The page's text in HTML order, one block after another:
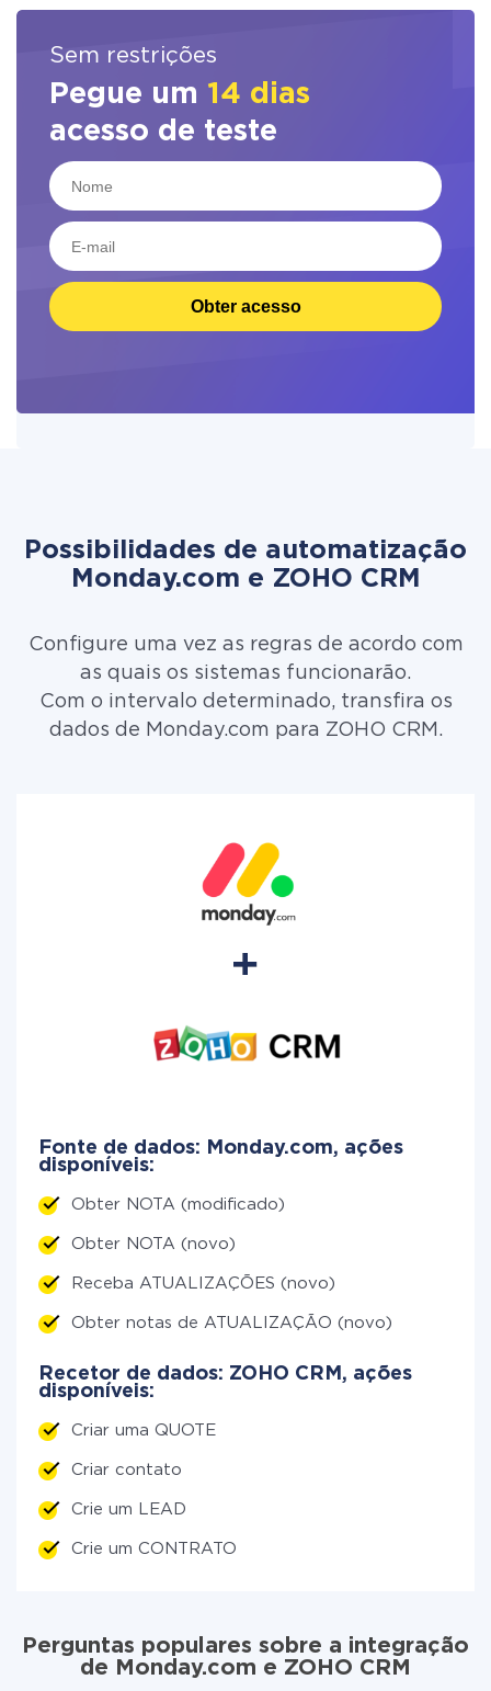
Sem restrições
Pegue um 14 dias
acesso de teste
Obter acesso
Possibilidades de automatização
Monday.com e ZOHO CRM
Configure uma vez as regras de acordo com
as quais os sistemas funcionarão.
Com o intervalo determinado, transfira os
dados de Monday.com para ZOHO CRM.
Fonte de dados: Monday.com, ações
disponíveis:
Obter NOTA (modificado)
Obter NOTA (novo)
Receba ATUALIZAÇÕES (novo)
Obter notas de ATUALIZAÇÃO (novo)
Recetor de dados: ZOHO CRM, ações
disponíveis:
Criar uma QUOTE
Criar contato
Crie um LEAD
Crie um CONTRATO
Perguntas populares sobre a integração
de Monday.com e ZOHO CRM